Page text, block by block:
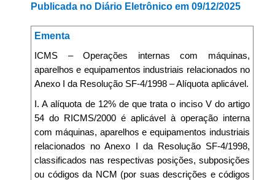
Publicada no Diário Eletrônico em 09/12/2025
Ementa
ICMS – Operações internas com máquinas,
aparelhos e equipamentos industriais relacionados no
Anexo I da Resolução SF-4/1998 – Alíquota aplicável.
I. A alíquota de 12% de que trata o inciso V do artigo
54 do RICMS/2000 é aplicável à operação interna
com máquinas, aparelhos e equipamentos industriais
relacionados no Anexo I da Resolução SF-4/1998,
classificados nas respectivas posições, subposições
ou códigos da NCM (por suas descrições e códigos